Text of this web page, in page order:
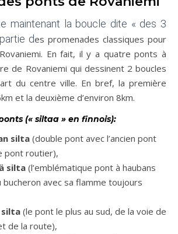
maintenant la boucle dite « des 3
des promenades classiques pour
En fait, il y a quatre ponts à
de Rovaniemi qui dessinent 2 boucles
du centre ville. En bref, la première
et la deuxième d’environ 8km.
(« siltaa » en finnois):
silta(double pont avec l’ancien pont
pont routier),
silta (l’emblématique pont à haubans
bucheron avec sa flamme toujours
silta (le pont le plus au sud, de la voie de
de la route),